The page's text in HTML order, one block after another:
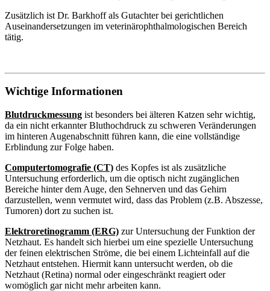
Zusätzlich ist Dr. Barkhoff als Gutachter bei gerichtlichen
Auseinandersetzungen im veterinärophthalmologischen Bereich
tätig.
Wichtige Informationen
Blutdruckmessung ist besonders bei älteren Katzen sehr wichtig,
da ein nicht erkannter Bluthochdruck zu schweren Veränderungen
im hinteren Augenabschnitt führen kann, die eine vollständige
Erblindung zur Folge haben.
Computertomografie (CT) des Kopfes ist als zusätzliche
Untersuchung erforderlich, um die optisch nicht zugänglichen
Bereiche hinter dem Auge, den Sehnerven und das Gehirn
darzustellen, wenn vermutet wird, dass das Problem (z.B. Abszesse,
Tumoren) dort zu suchen ist.
Elektroretinogramm (ERG) zur Untersuchung der Funktion der
Netzhaut. Es handelt sich hierbei um eine spezielle Untersuchung
der feinen elektrischen Ströme, die bei einem Lichteinfall auf die
Netzhaut entstehen. Hiermit kann untersucht werden, ob die
Netzhaut (Retina) normal oder eingeschränkt reagiert oder
womöglich gar nicht mehr arbeiten kann.